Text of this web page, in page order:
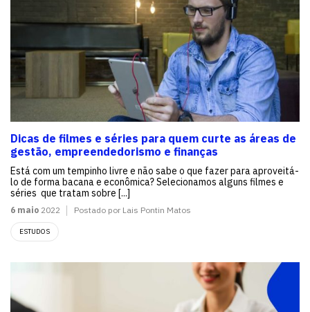
Dicas de filmes e séries para quem curte as áreas de
gestão, empreendedorismo e finanças
Está com um tempinho livre e não sabe o que fazer para aproveitá-
lo de forma bacana e econômica? Selecionamos alguns filmes e
séries que tratam sobre [...]
6 maio 2022 Postado por Lais Pontin Matos
ESTUDOS